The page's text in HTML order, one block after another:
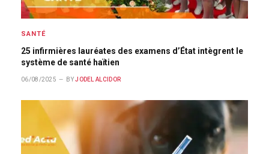
SANTÉ
25 infirmières lauréates des examens d’État intègrent le
système de santé haïtien
06/08/2025 BY JODEL ALCIDOR